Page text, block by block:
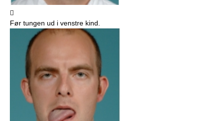

Før tungen ud i venstre kind.